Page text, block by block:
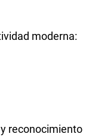
moderna:
reconocimiento